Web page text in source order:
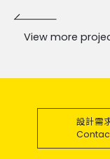
View more
設計需